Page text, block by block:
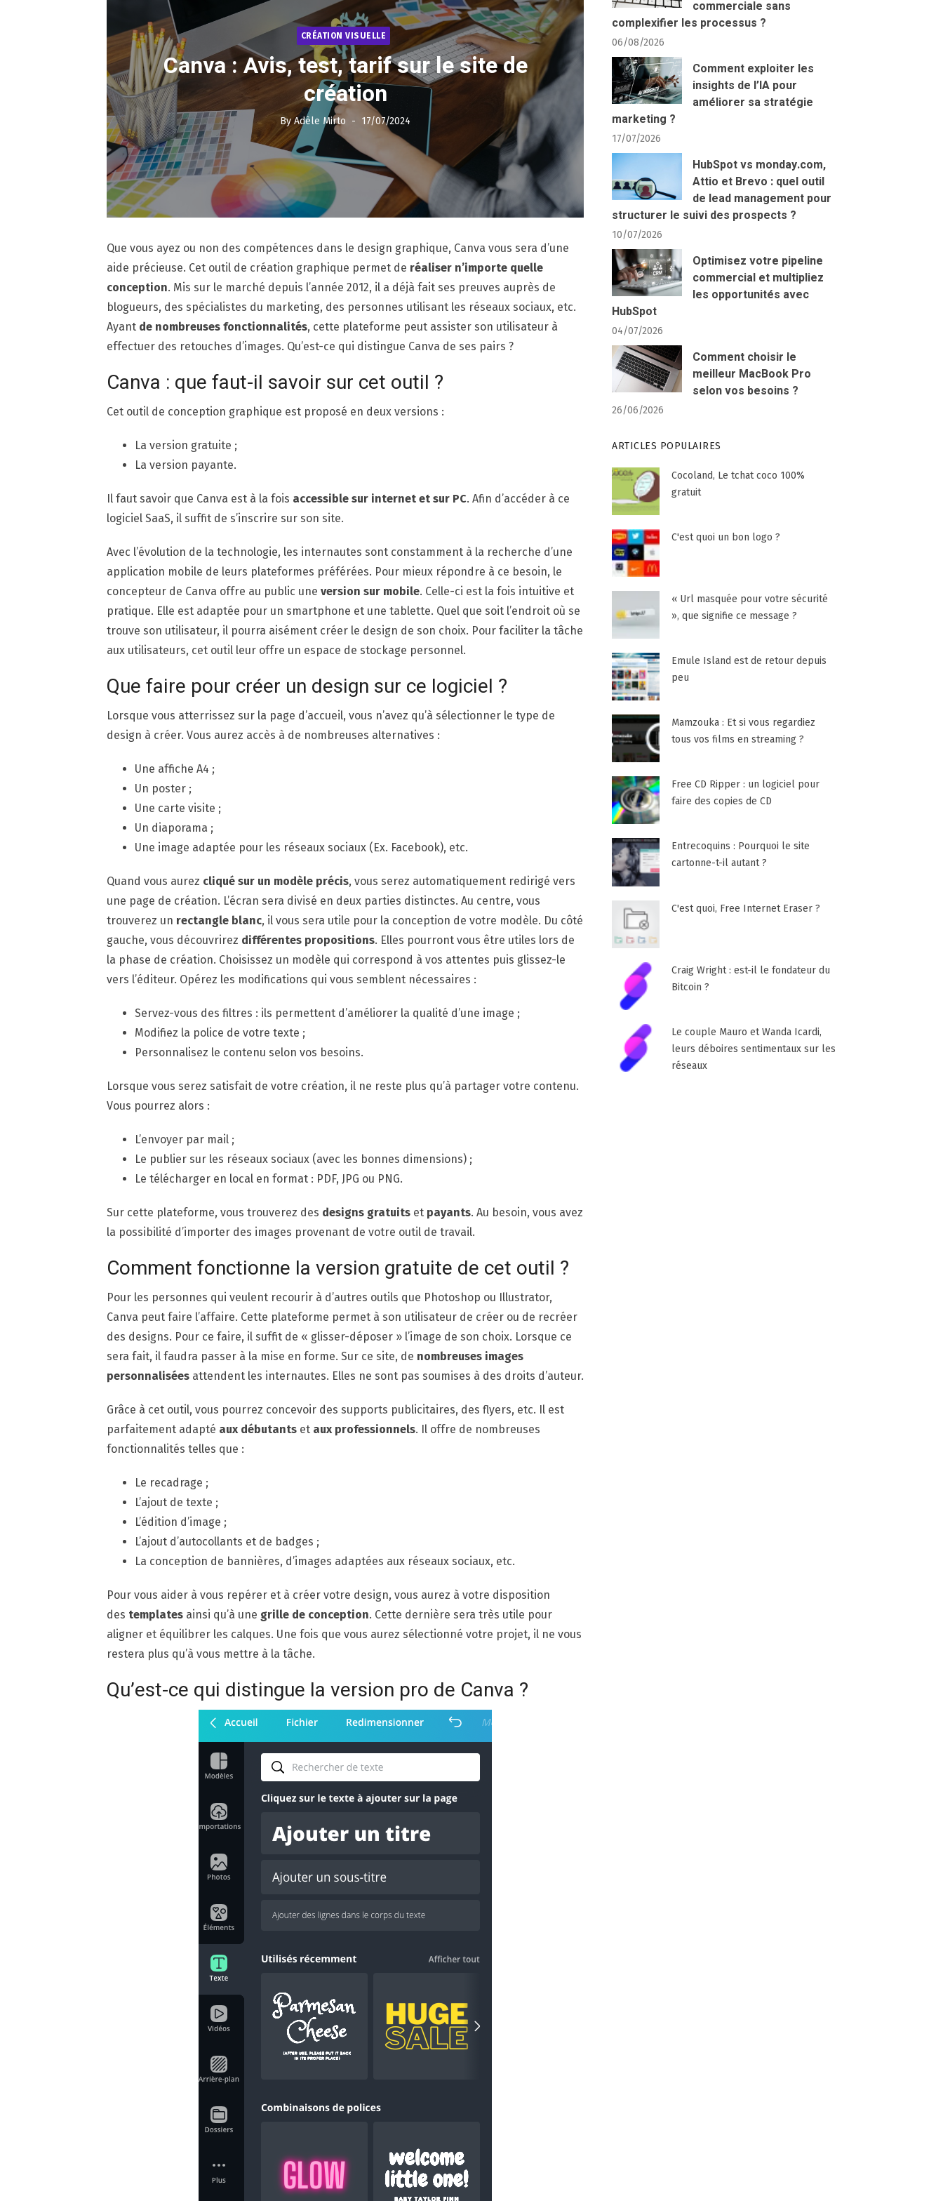
CRÉATION VISUELLE
Canva : Avis, test, tarif sur le site de
création
ByAdèle Mirto
Posted
17/07/2024
Que vous ayez ou non des compétences dans le design graphique, Canva vous sera d’une
aide précieuse. Cet outil de création graphique permet de réaliser n’importe quelle
conception. Mis sur le marché depuis l’année 2012, il a déjà fait ses preuves auprès de
blogueurs, des spécialistes du marketing, des personnes utilisant les réseaux sociaux, etc.
Ayant de nombreuses fonctionnalités, cette plateforme peut assister son utilisateur à
effectuer des retouches d’images. Qu’est-ce qui distingue Canva de ses pairs ?
Canva : que faut-il savoir sur cet outil ?
Cet outil de conception graphique est proposé en deux versions :
La version gratuite ;
La version payante.
Il faut savoir que Canva est à la fois accessible sur internet et sur PC. Afin d’accéder à ce
logiciel SaaS, il suffit de s’inscrire sur son site.
Avec l’évolution de la technologie, les internautes sont constamment à la recherche d’une
application mobile de leurs plateformes préférées. Pour mieux répondre à ce besoin, le
concepteur de Canva offre au public une version sur mobile. Celle-ci est la fois intuitive et
pratique. Elle est adaptée pour un smartphone et une tablette. Quel que soit l’endroit où se
trouve son utilisateur, il pourra aisément créer le design de son choix. Pour faciliter la tâche
aux utilisateurs, cet outil leur offre un espace de stockage personnel.
Que faire pour créer un design sur ce logiciel ?
Lorsque vous atterrissez sur la page d’accueil, vous n’avez qu’à sélectionner le type de
design à créer. Vous aurez accès à de nombreuses alternatives :
Une affiche A4 ;
Un poster ;
Une carte visite ;
Un diaporama ;
Une image adaptée pour les réseaux sociaux (Ex. Facebook), etc.
Quand vous aurez cliqué sur un modèle précis, vous serez automatiquement redirigé vers
une page de création. L’écran sera divisé en deux parties distinctes. Au centre, vous
trouverez un rectangle blanc, il vous sera utile pour la conception de votre modèle. Du côté
gauche, vous découvrirez différentes propositions. Elles pourront vous être utiles lors de
la phase de création. Choisissez un modèle qui correspond à vos attentes puis glissez-le
vers l’éditeur. Opérez les modifications qui vous semblent nécessaires :
Servez-vous des filtres : ils permettent d’améliorer la qualité d’une image ;
Modifiez la police de votre texte ;
Personnalisez le contenu selon vos besoins.
Lorsque vous serez satisfait de votre création, il ne reste plus qu’à partager votre contenu.
Vous pourrez alors :
L’envoyer par mail ;
Le publier sur les réseaux sociaux (avec les bonnes dimensions) ;
Le télécharger en local en format : PDF, JPG ou PNG.
Sur cette plateforme, vous trouverez des designs gratuits et payants. Au besoin, vous avez
la possibilité d’importer des images provenant de votre outil de travail.
Comment fonctionne la version gratuite de cet outil ?
Pour les personnes qui veulent recourir à d’autres outils que Photoshop ou Illustrator,
Canva peut faire l’affaire. Cette plateforme permet à son utilisateur de créer ou de recréer
des designs. Pour ce faire, il suffit de « glisser-déposer » l’image de son choix. Lorsque ce
sera fait, il faudra passer à la mise en forme. Sur ce site, de nombreuses images
personnalisées attendent les internautes. Elles ne sont pas soumises à des droits d’auteur.
Grâce à cet outil, vous pourrez concevoir des supports publicitaires, des flyers, etc. Il est
parfaitement adapté aux débutants et aux professionnels. Il offre de nombreuses
fonctionnalités telles que :
Le recadrage ;
L’ajout de texte ;
L’édition d’image ;
L’ajout d’autocollants et de badges ;
La conception de bannières, d’images adaptées aux réseaux sociaux, etc.
Pour vous aider à vous repérer et à créer votre design, vous aurez à votre disposition
des templates ainsi qu’à une grille de conception. Cette dernière sera très utile pour
aligner et équilibrer les calques. Une fois que vous aurez sélectionné votre projet, il ne vous
restera plus qu’à vous mettre à la tâche.
Qu’est-ce qui distingue la version pro de Canva ?
commerciale sans
complexifier les processus ?
06/08/2026
Comment exploiter les
insights de l’IA pour
améliorer sa stratégie
marketing ?
17/07/2026
HubSpot vs monday.com,
Attio et Brevo : quel outil
de lead management pour
structurer le suivi des prospects ?
10/07/2026
Optimisez votre pipeline
commercial et multipliez
les opportunités avec
HubSpot
04/07/2026
Comment choisir le
meilleur MacBook Pro
selon vos besoins ?
26/06/2026
ARTICLES POPULAIRES
Cocoland, Le tchat coco 100%
gratuit
C'est quoi un bon logo ?
« Url masquée pour votre sécurité
», que signifie ce message ?
Emule Island est de retour depuis
peu
Mamzouka : Et si vous regardiez
tous vos films en streaming ?
Free CD Ripper : un logiciel pour
faire des copies de CD
Entrecoquins : Pourquoi le site
cartonne-t-il autant ?
C'est quoi, Free Internet Eraser ?
Craig Wright : est-il le fondateur du
Bitcoin ?
Le couple Mauro et Wanda Icardi,
leurs déboires sentimentaux sur les
réseaux